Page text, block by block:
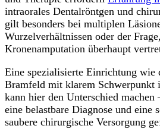
intraorales Dentalröntgen und
gilt besonders bei multiplen
Wurzelverhältnissen oder der
Kronenamputation überhaupt
Eine spezialisierte Einrichtung wie
Bramfeld mit klarem Schwerpunkt
kann hier den Unterschied
eine belastbare Diagnose und eine
saubere chirurgische Versorgung